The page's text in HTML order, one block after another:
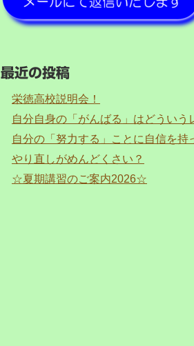
最近の投稿
栄徳高校説明会！
自分自身の「がんばる」はどういう
自分の「努力する」ことに自信を持
やり直しがめんどくさい？
☆夏期講習のご案内2026☆